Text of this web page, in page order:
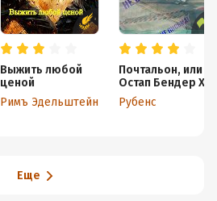
Выжить любой
ценой
Римъ Эдельштейн
Почтальон, или
Остап Бендер XXI
века
Рубенс
Еще